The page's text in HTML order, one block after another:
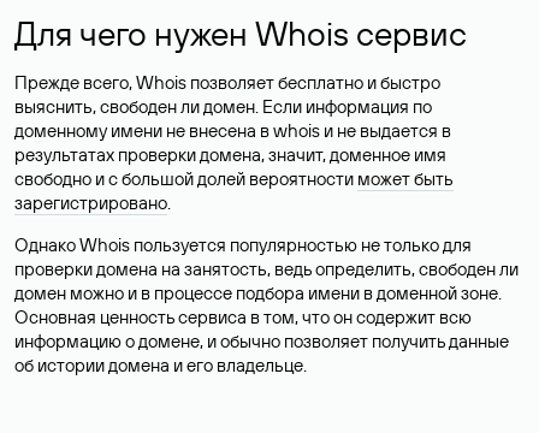
Для чего нужен Whois сервис
Прежде всего, Whois позволяет бесплатно и быстро
выяснить, свободен ли домен. Если информация по
доменному имени не внесена в whois и не выдается в
результатах проверки домена, значит, доменное имя
свободно и с большой долей вероятности может быть
зарегистрировано.
Однако Whois пользуется популярностью не только для
проверки домена на занятость, ведь определить, свободен ли
домен можно и в процессе подбора имени в доменной зоне.
Основная ценность сервиса в том, что он содержит всю
информацию о домене, и обычно позволяет получить данные
об истории домена и его владельце.